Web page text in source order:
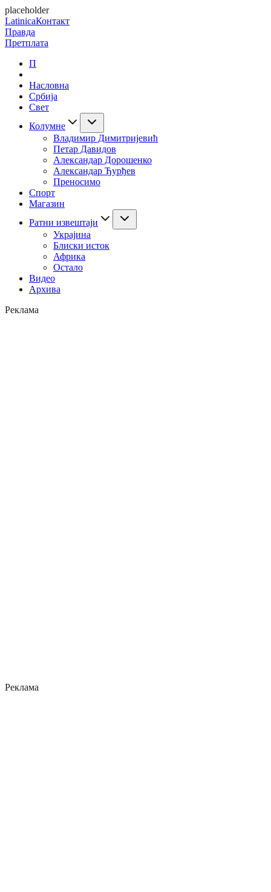
placeholder
LatinicaКонтакт
Правда
Претплата
П
Насловна
Србија
Свет
Колумне
Владимир Димитријевић
Петар Давидов
Александар Дорошенко
Александар Ђурђев
Преносимо
Спорт
Магазин
Ратни извештаји
Украјина
Блиски исток
Африка
Остало
Видео
Архива
Реклама
Реклама